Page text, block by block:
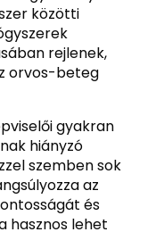
közötti
rejlenek,
orvos-beteg
gyakran
hiányzó
szemben sok
az
és
hasznos lehet